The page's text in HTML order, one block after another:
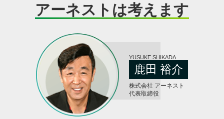
アーネストは考えます
YUSUKE SHIKADA
鹿田 裕介
株式会社 アーネスト
代表取締役